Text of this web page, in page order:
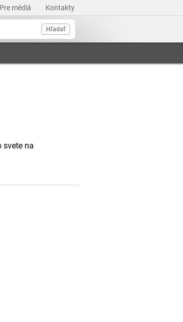
Pre médiá Kontakty
Hľadať
svete na